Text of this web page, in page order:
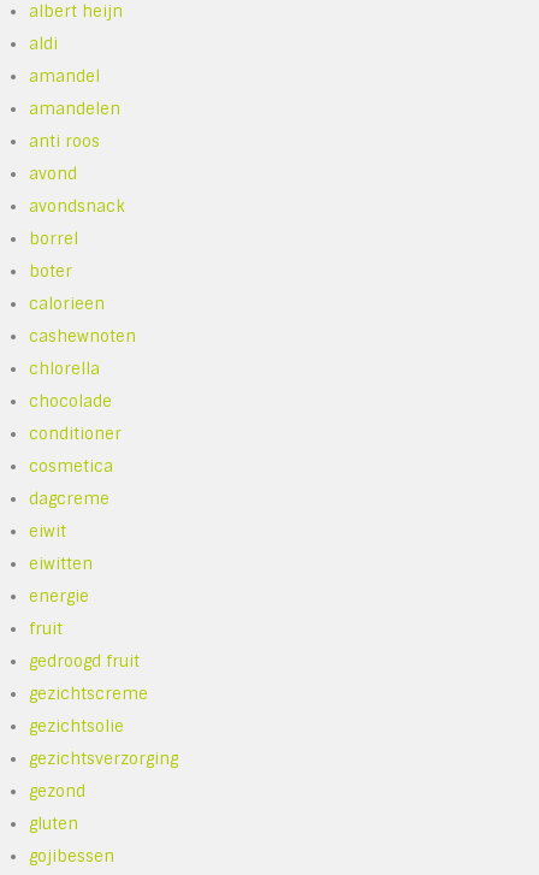
albert heijn
aldi
amandel
amandelen
anti roos
avond
avondsnack
borrel
boter
calorieen
cashewnoten
chlorella
chocolade
conditioner
cosmetica
dagcreme
eiwit
eiwitten
energie
fruit
gedroogd fruit
gezichtscreme
gezichtsolie
gezichtsverzorging
gezond
gluten
gojibessen